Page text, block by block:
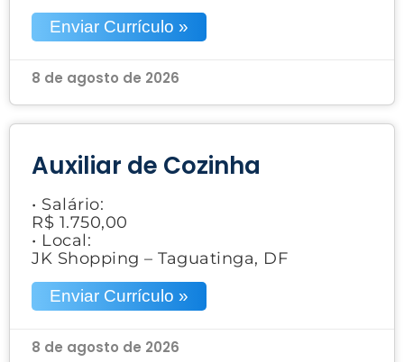
Enviar Currículo »
8 de agosto de 2026
Auxiliar de Cozinha
• Salário:
R$ 1.750,00
• Local:
JK Shopping – Taguatinga, DF
Enviar Currículo »
8 de agosto de 2026